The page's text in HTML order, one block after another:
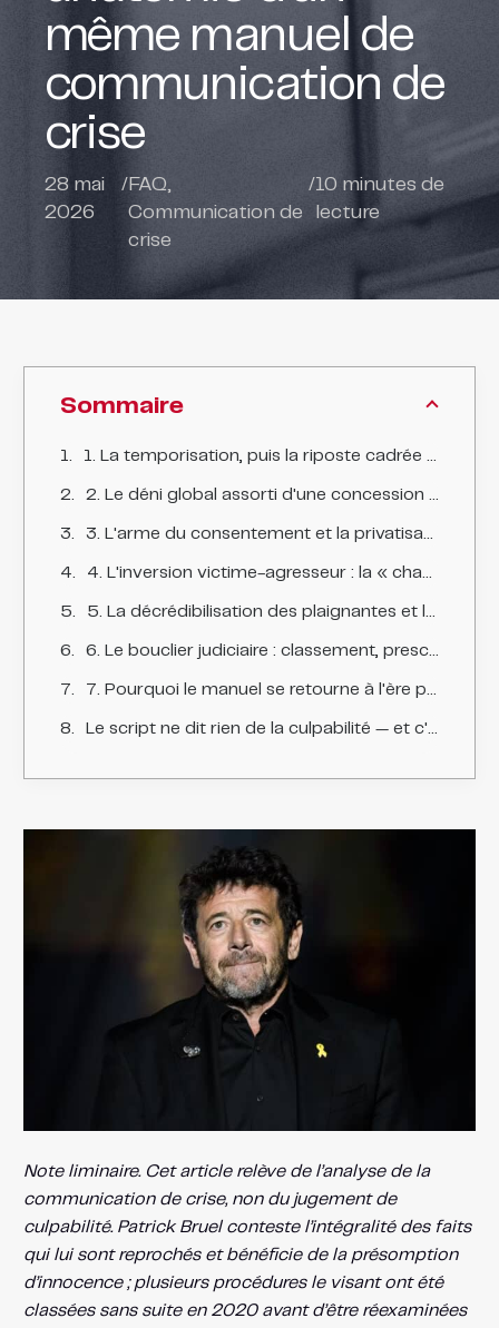
même manuel de
communication de
crise
28 mai
2026
/FAQ,
Communication de
crise
/10 minutes de
lecture
Sommaire
1. La temporisation, puis la riposte cadrée par l'avocat
2. Le déni global assorti d'une concession sémantique
3. L'arme du consentement et la privatisation du débat
4. L'inversion victime-agresseur : la « chasse » et l'« emballement »
5. La décrédibilisation des plaignantes et le rôle des soutiens
6. Le bouclier judiciaire : classement, prescription, présomption d'innocence instrumentalisée
7. Pourquoi le manuel se retourne à l'ère post-Weinstein
Le script ne dit rien de la culpabilité — et c'est là tout l'enjeu
Note liminaire. Cet article relève de l’analyse de la
communication de crise, non du jugement de
culpabilité. Patrick Bruel conteste l’intégralité des faits
qui lui sont reprochés et bénéficie de la présomption
d’innocence ; plusieurs procédures le visant ont été
classées sans suite en 2020 avant d’être réexaminées